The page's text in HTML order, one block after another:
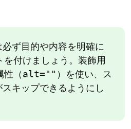
ず目的や内容を明確に
付けましょう。装飾用
性（alt="" ）を使い、ス
キップできるようにし